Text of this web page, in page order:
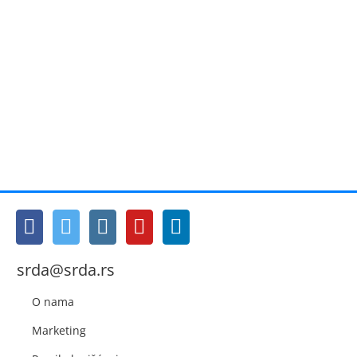
srda@srda.rs
O nama
Marketing